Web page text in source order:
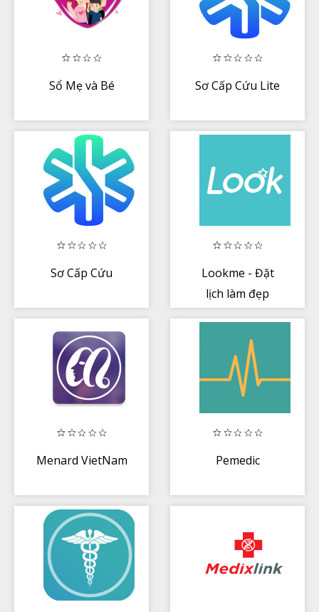
Sổ Mẹ và Bé Sơ Cấp Cứu Lite
Sơ Cấp Cứu
Lookme - Đặt
lịch làm đẹp
Menard VietNam Pemedic